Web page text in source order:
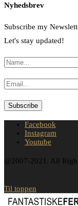
Nyhedsbrev
Subscribe my
Let's stay updated!
Facebook
Instagram
Youtube
@2007-2021. All
Til toppen